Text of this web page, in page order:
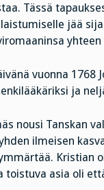
Tässä
jää
yhteen
vuonna 1768
ja
nousi Tanskan
ilmeisen
Kristian
toistuva asia oli